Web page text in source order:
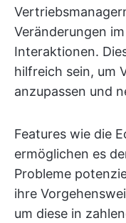
Veränderungen
Interaktionen.
hilfreich sein, um
anzupassen und
Features wie die
ermöglichen es
Probleme
ihre
um diese in